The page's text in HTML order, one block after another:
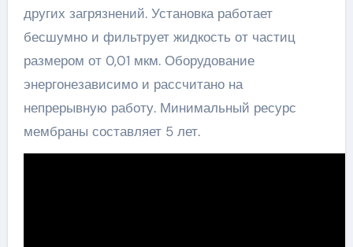
других загрязнений. Установка работает
бесшумно и фильтрует жидкость от частиц
размером от 0,01 мкм. Оборудование
энергонезависимо и рассчитано на
непрерывную работу. Минимальный ресурс
мембраны составляет 5 лет.